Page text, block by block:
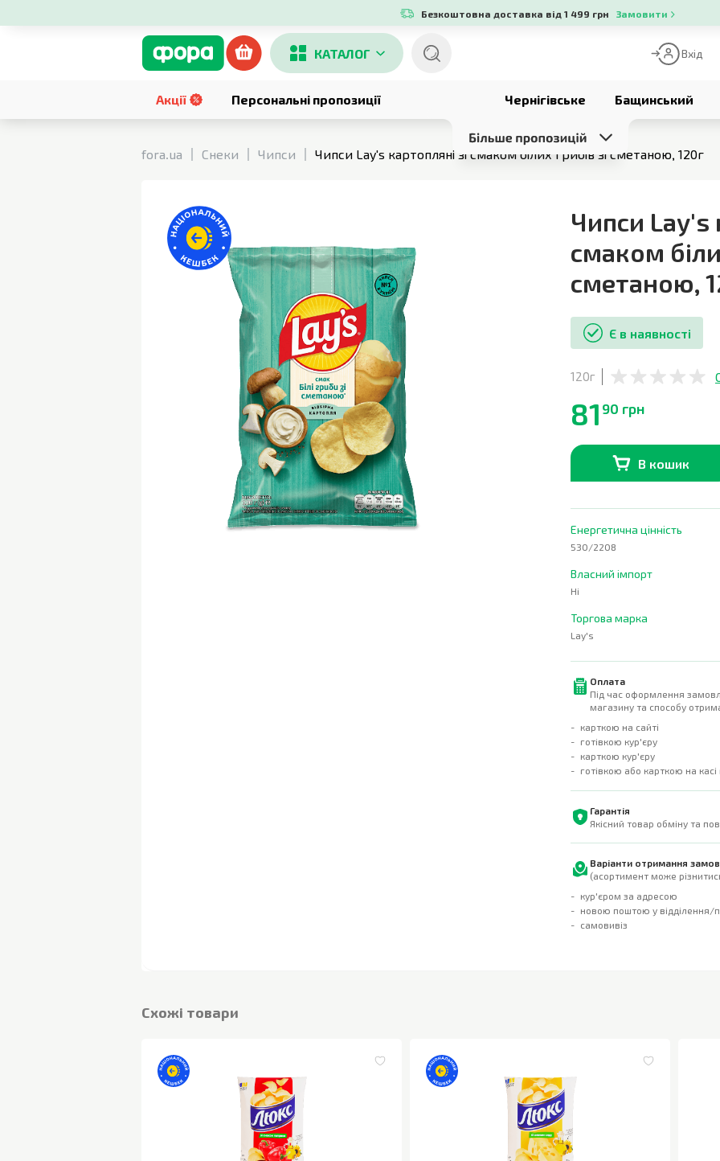
Безкоштовна доставка від 1 499 грн Замовити
КАТАЛОГ Вхід
Акції Персональні пропозиції Чернігівське Бащинський
fora.ua
Снеки Чипси Чипси Lay's картопляні зі смаком білих грибів зі сметаною, 120г
Чипси Lay's
смаком
сметаною,
Є в наявності
120г
81 90 грн
В кошик
Енергетична цінність
530/2208
Власний імпорт
Ні
Торгова марка
Lay's
Оплата
Під час оформлення
магазину та способу
карткою на сайті
готівкою кур'єру
карткою кур'єру
готівкою або карткою на
Гарантія
Якісний товар обміну та
Варіанти отримання
(асортимент може
кур'єром за адресою
новою поштою у відділення/
самовивіз
Cхожі товари